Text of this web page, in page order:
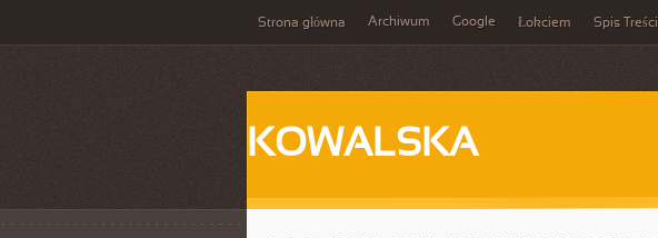
Strona główna Archiwum Google Łokciem Spis Treści
KOWALSKA